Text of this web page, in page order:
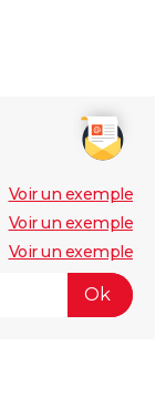
Voir un exemple
Voir un exemple
Voir un exemple